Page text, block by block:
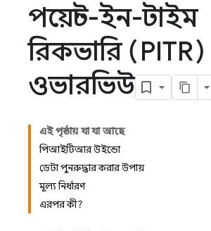
পয়েন্ট-ইন-টাইম
রিকভারি (PITR)
ওভারভিউ
এই পৃষ্ঠায় যা যা আছে
পিআইটিআর উইন্ডো
ডেটা পুনরুদ্ধার করার উপায়
মূল্য নির্ধারণ
এরপর কী?